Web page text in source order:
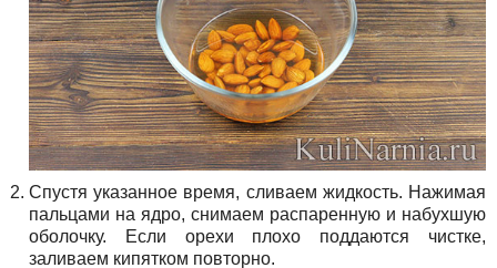
Спустя указанное время, сливаем жидкость. Нажимая
пальцами на ядро, снимаем распаренную и набухшую
оболочку. Если орехи плохо поддаются чистке,
заливаем кипятком повторно.